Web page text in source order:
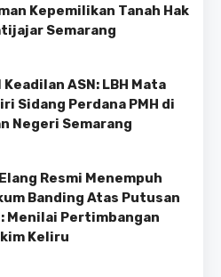
Kepemilikan Tanah Hak
Semarang
ASN: LBH Mata
Sidang Perdana PMH di
Negeri Semarang
Resmi Menempuh
Banding Atas Putusan
Menilai Pertimbangan
Keliru